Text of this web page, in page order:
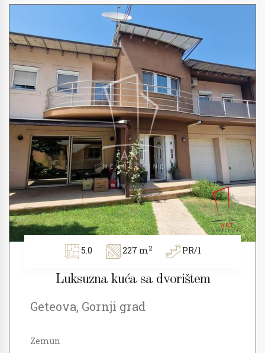
5.0 227 m2 PR/1
Luksuzna kuća sa dvorištem
Geteova, Gornji grad
Zemun